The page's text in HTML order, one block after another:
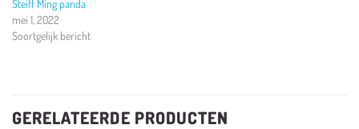
Steiff Ming panda
mei 1, 2022
Soortgelijk bericht
GERELATEERDE PRODUCTEN